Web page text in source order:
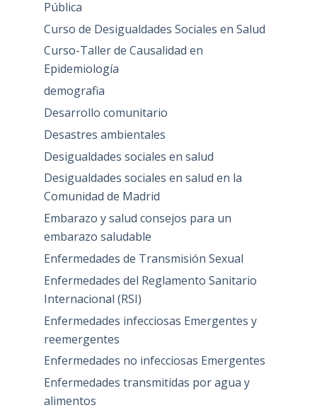
Pública
Curso de Desigualdades Sociales en Salud
Curso-Taller de Causalidad en
Epidemiología
demografia
Desarrollo comunitario
Desastres ambientales
Desigualdades sociales en salud
Desigualdades sociales en salud en la
Comunidad de Madrid
Embarazo y salud consejos para un
embarazo saludable
Enfermedades de Transmisión Sexual
Enfermedades del Reglamento Sanitario
Internacional (RSI)
Enfermedades infecciosas Emergentes y
reemergentes
Enfermedades no infecciosas Emergentes
Enfermedades transmitidas por agua y
alimentos